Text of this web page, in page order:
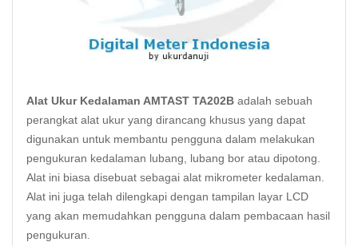
Alat Ukur Kedalaman AMTAST TA202B adalah sebuah
perangkat alat ukur yang dirancang khusus yang dapat
digunakan untuk membantu pengguna dalam melakukan
pengukuran kedalaman lubang, lubang bor atau dipotong.
Alat ini biasa disebuat sebagai alat mikrometer kedalaman.
Alat ini juga telah dilengkapi dengan tampilan layar LCD
yang akan memudahkan pengguna dalam pembacaan hasil
pengukuran.